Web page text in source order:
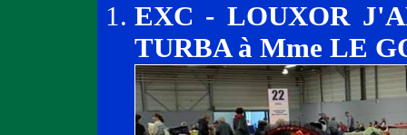
EXC - LOUXOR
TURBA à Mme LE